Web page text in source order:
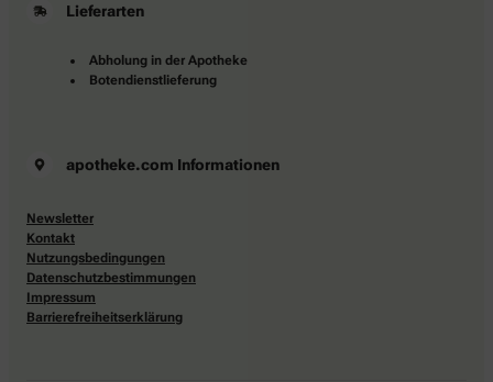
Lieferarten
Abholung in der Apotheke
Botendienstlieferung
apotheke.com Informationen
Newsletter
Kontakt
Nutzungsbedingungen
Datenschutzbestimmungen
Impressum
Barrierefreiheitserklärung